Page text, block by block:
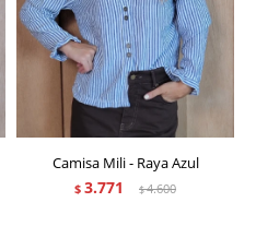
Camisa Mili - Raya Azul
$ 3.771 $4.600